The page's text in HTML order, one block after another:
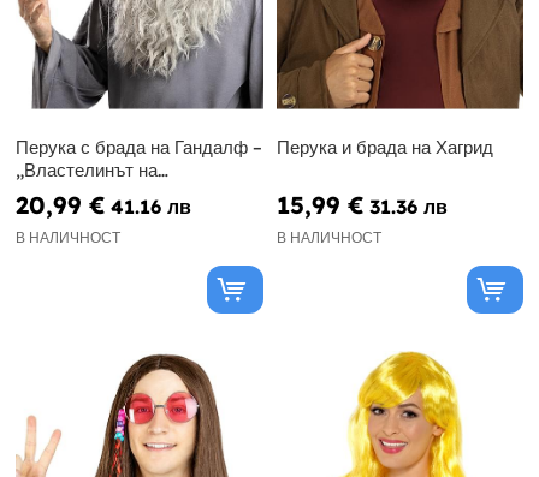
Перука с брада на Гандалф –
„Властелинът на
пръстените“
20,99 € 41.16 лв
В НАЛИЧНОСТ
Перука и брада на Хагрид
15,99 € 31.36 лв
В НАЛИЧНОСТ